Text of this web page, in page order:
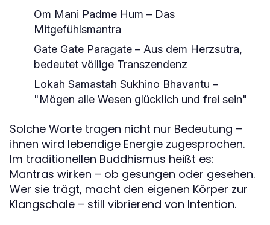
Om Mani Padme Hum – Das
Mitgefühlsmantra
Gate Gate Paragate – Aus dem Herzsutra,
bedeutet völlige Transzendenz
Lokah Samastah Sukhino Bhavantu –
"Mögen alle Wesen glücklich und frei sein"
Solche Worte tragen nicht nur Bedeutung –
ihnen wird lebendige Energie zugesprochen.
Im traditionellen Buddhismus heißt es:
Mantras wirken – ob gesungen oder gesehen.
Wer sie trägt, macht den eigenen Körper zur
Klangschale – still vibrierend von Intention.